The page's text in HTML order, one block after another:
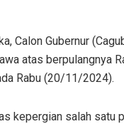
Calon Gubernur
atas berpulangnya
Rabu (20/11/2024).
kepergian salah satu